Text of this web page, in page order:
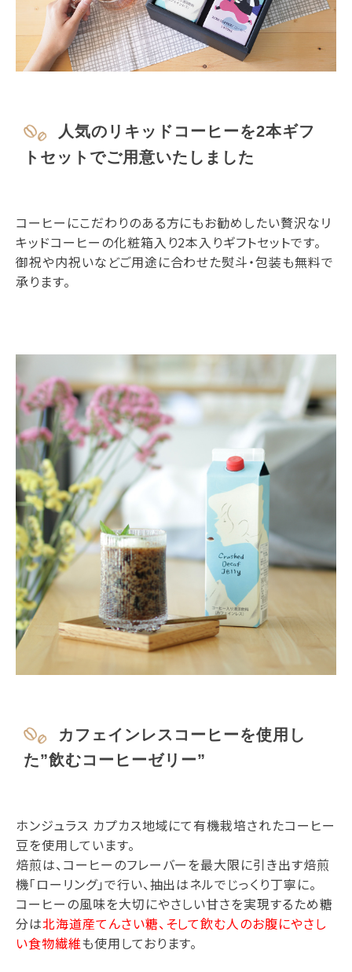
人気のリキッドコーヒーを2本ギフ
トセットでご用意いたしました
コーヒーにこだわりのある方にもお勧めしたい贅沢なリ
キッドコーヒーの化粧箱入り2本入りギフトセットです。
御祝や内祝いなどご用途に合わせた熨斗・包装も無料で
承ります。
カフェインレスコーヒーを使用し
た”飲むコーヒーゼリー”
ホンジュラス カプカス地域にて有機栽培されたコーヒー
豆を使用しています。
焙煎は、コーヒーのフレーバーを最大限に引き出す焙煎
機「ローリング」で行い、抽出はネルでじっくり丁寧に。
コーヒーの風味を大切にやさしい甘さを実現するため糖
分は北海道産てんさい糖、そして飲む人のお腹にやさし
い食物繊維も使用しております。